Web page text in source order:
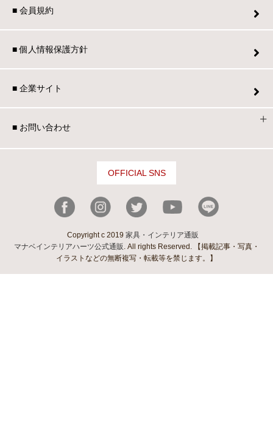
■ 会員規約
■ 個人情報保護方針
■ 企業サイト
■ お問い合わせ
OFFICIAL SNS
Copyright c 2019 家具・インテリア通販
マナベインテリアハーツ公式通販 . All rights Reserved. 【掲載記事・写真・
イラストなどの無断複写・転載等を禁じます。】